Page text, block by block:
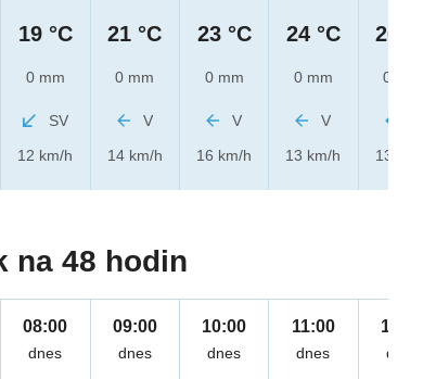
19 °C
0 mm
SV
12 km/h
21 °C
0 mm
V
14 km/h
23 °C
0 mm
V
16 km/h
24 °C
0 mm
V
13 km/h
26 °C
0 mm
13 km/h
na 48 hodin
08:00
dnes
09:00
dnes
10:00
dnes
11:00
dnes
12:00
dnes